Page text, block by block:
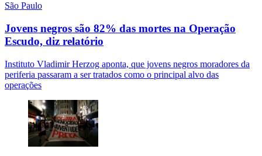
São Paulo
Jovens negros são 82% das mortes na Operação
Escudo, diz relatório
Instituto Vladimir Herzog aponta, que jovens negros moradores da
periferia passaram a ser tratados como o principal alvo das
operações